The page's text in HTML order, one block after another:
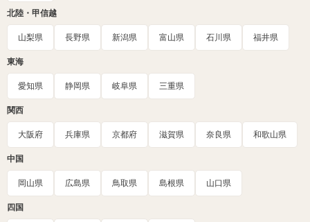
北陸・甲信越
山梨県 長野県 新潟県 富山県 石川県 福井県
東海
愛知県 静岡県 岐阜県 三重県
関西
大阪府 兵庫県 京都府 滋賀県 奈良県 和歌山県
中国
岡山県 広島県 鳥取県 島根県 山口県
四国